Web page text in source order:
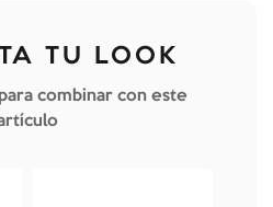
TU LOOK
combinar con este